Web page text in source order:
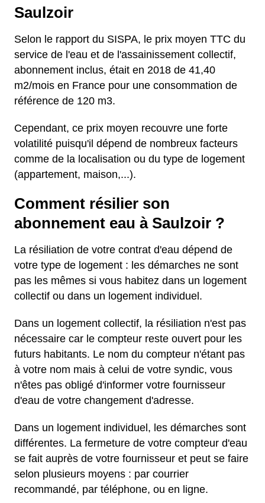
Saulzoir
Selon le rapport du SISPA, le prix moyen TTC du
service de l'eau et de l'assainissement collectif,
abonnement inclus, était en 2018 de 41,40
m2/mois en France pour une consommation de
référence de 120 m3.
Cependant, ce prix moyen recouvre une forte
volatilité puisqu'il dépend de nombreux facteurs
comme de la localisation ou du type de logement
(appartement, maison,...).
Comment résilier son
abonnement eau à Saulzoir ?
La résiliation de votre contrat d'eau dépend de
votre type de logement : les démarches ne sont
pas les mêmes si vous habitez dans un logement
collectif ou dans un logement individuel.
Dans un logement collectif, la résiliation n'est pas
nécessaire car le compteur reste ouvert pour les
futurs habitants. Le nom du compteur n'étant pas
à votre nom mais à celui de votre syndic, vous
n'êtes pas obligé d'informer votre fournisseur
d'eau de votre changement d'adresse.
Dans un logement individuel, les démarches sont
différentes. La fermeture de votre compteur d'eau
se fait auprès de votre fournisseur et peut se faire
selon plusieurs moyens : par courrier
recommandé, par téléphone, ou en ligne.